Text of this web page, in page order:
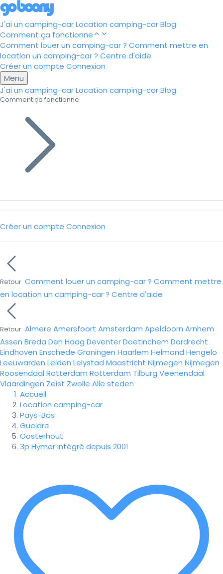
J'ai un camping-carLocation camping-carBlog
Comment ça fonctionne
Comment louer un camping-car ? Comment mettre en
location un camping-car ? Centre d'aide
Créer un compte Connexion
Menu
J'ai un camping-carLocation camping-carBlog
Comment ça fonctionne
Créer un compte Connexion
Retour Comment louer un camping-car ? Comment mettre
en location un camping-car ? Centre d'aide
Retour Almere Amersfoort Amsterdam Apeldoorn Arnhem
Assen Breda Den Haag DeventerDoetinchem Dordrecht
Eindhoven Enschede Groningen Haarlem Helmond Hengelo
Leeuwarden Leiden Lelystad Maastricht Nijmegen Nijmegen
Roosendaal Rotterdam Rotterdam Tilburg Veenendaal
Vlaardingen Zeist Zwolle Alle steden
Accueil
Location camping-car
Pays-Bas
Gueldre
Oosterhout
3p Hymer intégré depuis 2001